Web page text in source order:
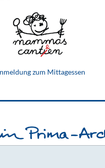
zum Mittagessen